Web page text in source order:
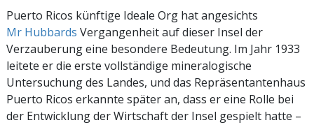
Puerto Ricos künftige Ideale Org hat angesichts
Mr Hubbards Vergangenheit auf dieser Insel der
Verzauberung eine besondere Bedeutung. Im Jahr 1933
leitete er die erste vollständige mineralogische
Untersuchung des Landes, und das Repräsentantenhaus
Puerto Ricos erkannte später an, dass er eine Rolle bei
der Entwicklung der Wirtschaft der Insel gespielt hatte –